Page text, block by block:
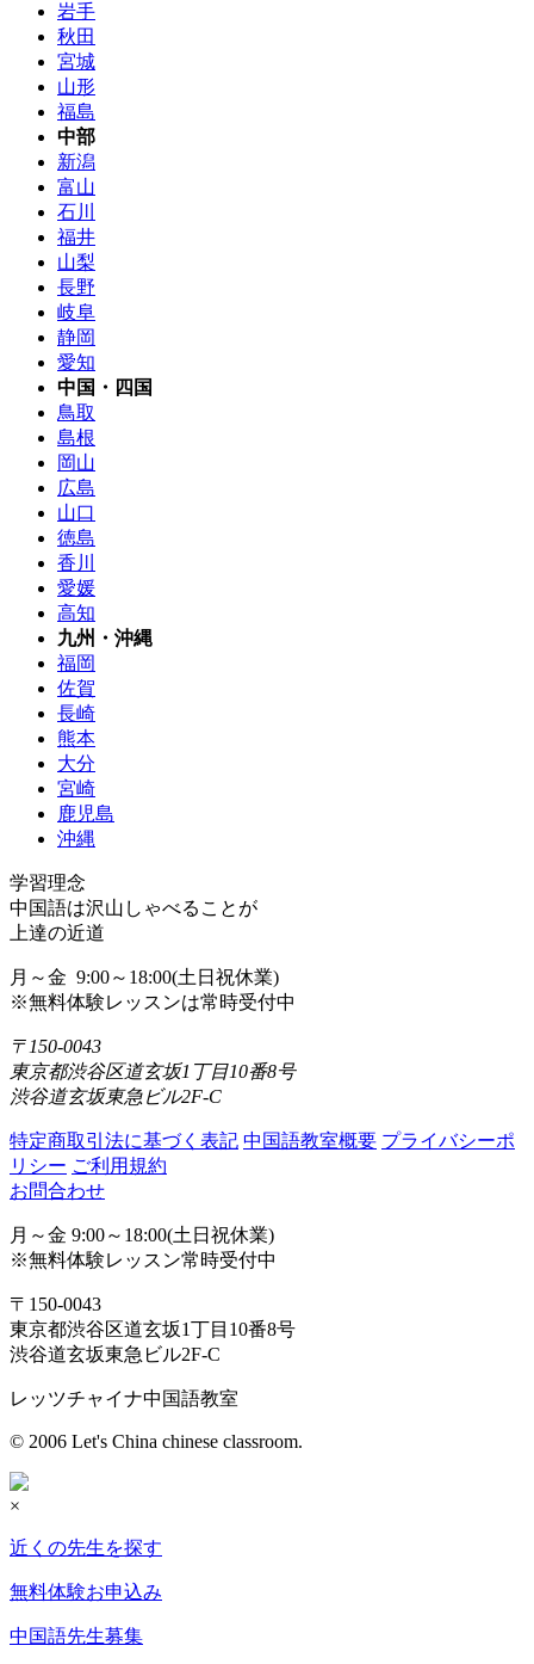
岩手
秋田
宮城
山形
福島
中部
新潟
富山
石川
福井
山梨
長野
岐阜
静岡
愛知
中国・四国
鳥取
島根
岡山
広島
山口
徳島
香川
愛媛
高知
九州・沖縄
福岡
佐賀
長崎
熊本
大分
宮崎
鹿児島
沖縄
学習理念
中国語は沢山しゃべることが
上達の近道
月～金 9:00～18:00(土日祝休業)
※無料体験レッスンは常時受付中
〒150-0043
東京都渋谷区道玄坂1丁目10番8号
渋谷道玄坂東急ビル2F-C
特定商取引法に基づく表記 中国語教室概要 プライバシーポ
リシー ご利用規約
お問合わせ
月～金 9:00～18:00(土日祝休業)
※無料体験レッスン常時受付中
〒150-0043
東京都渋谷区道玄坂1丁目10番8号
渋谷道玄坂東急ビル2F-C
レッツチャイナ中国語教室
© 2006 Let's China chinese classroom.
×
近くの先生を探す
無料体験お申込み
中国語先生募集